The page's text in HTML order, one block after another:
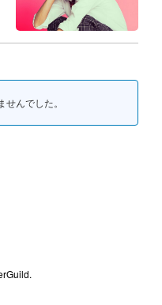
んでした。